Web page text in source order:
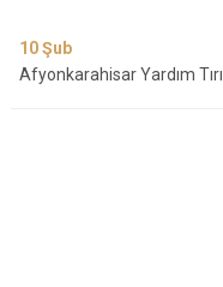
10Şub
Afyonkarahisar Yardım Tırı